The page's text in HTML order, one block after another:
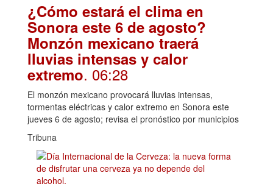
¿Cómo estará el clima en
Sonora este 6 de agosto?
Monzón mexicano traerá
lluvias intensas y calor
extremo. 06:28
El monzón mexicano provocará lluvias intensas,
tormentas eléctricas y calor extremo en Sonora este
jueves 6 de agosto; revisa el pronóstico por municipios
Tribuna